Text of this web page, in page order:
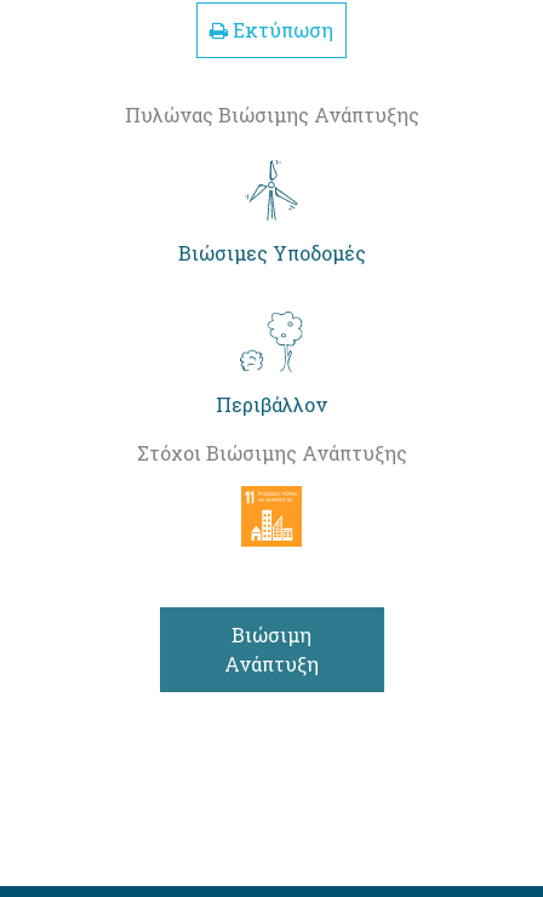
Εκτύπωση
Πυλώνας Βιώσιμης Ανάπτυξης
Βιώσιμες Υποδομές
Περιβάλλον
Στόχοι Βιώσιμης Ανάπτυξης
Βιώσιμη
Ανάπτυξη